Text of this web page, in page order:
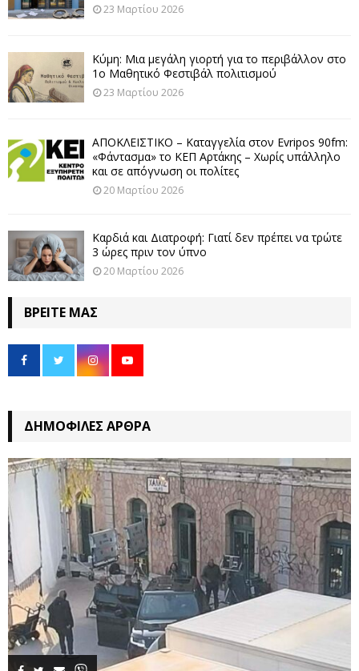
23 Μαρτίου 2026
Κύμη: Μια μεγάλη γιορτή για το περιβάλλον στο
1ο Μαθητικό Φεστιβάλ πολιτισμού
23 Μαρτίου 2026
ΑΠΟΚΛΕΙΣΤΙΚΟ – Καταγγελία στον Evripos 90fm:
«Φάντασμα» το ΚΕΠ Αρτάκης – Χωρίς υπάλληλο
και σε απόγνωση οι πολίτες
20 Μαρτίου 2026
Καρδιά και Διατροφή: Γιατί δεν πρέπει να τρώτε
3 ώρες πριν τον ύπνο
20 Μαρτίου 2026
ΒΡΕΊΤΕ ΜΑΣ
ΔΗΜΟΦΙΛΈΣ ΆΡΘΡΑ